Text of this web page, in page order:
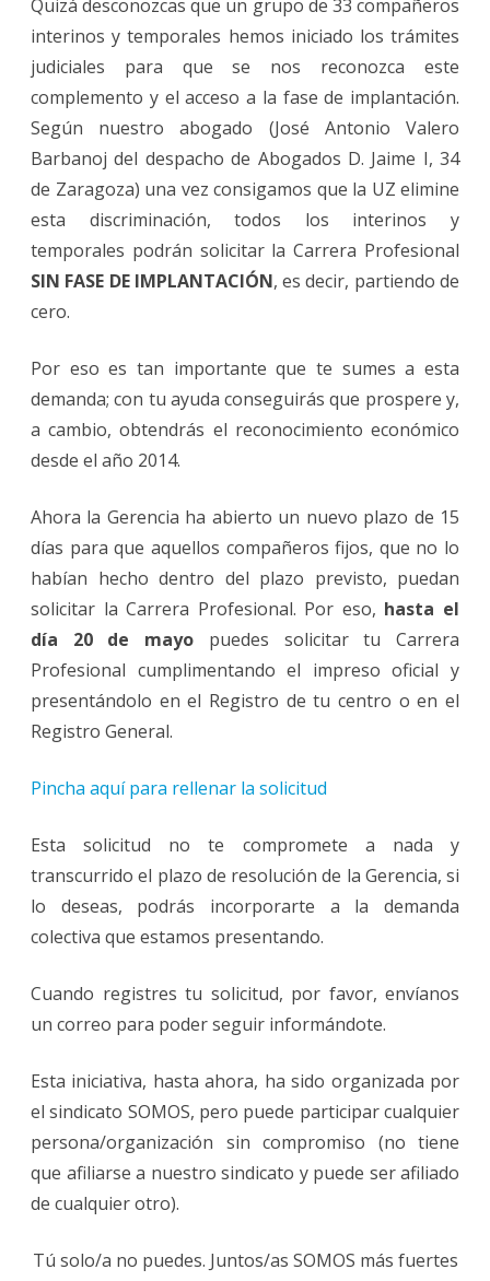
Quizá desconozcas que un grupo de 33 compañeros
interinos y temporales hemos iniciado los trámites
judiciales para que se nos reconozca este
complemento y el acceso a la fase de implantación.
Según nuestro abogado (José Antonio Valero
Barbanoj del despacho de Abogados D. Jaime I, 34
de Zaragoza) una vez consigamos que la UZ elimine
esta discriminación, todos los interinos y
temporales podrán solicitar la Carrera Profesional
SIN FASE DE IMPLANTACIÓN, es decir, partiendo de
cero.
Por eso es tan importante que te sumes a esta
demanda; con tu ayuda conseguirás que prospere y,
a cambio, obtendrás el reconocimiento económico
desde el año 2014.
Ahora la Gerencia ha abierto un nuevo plazo de 15
días para que aquellos compañeros fijos, que no lo
habían hecho dentro del plazo previsto, puedan
solicitar la Carrera Profesional. Por eso, hasta el
día 20 de mayo puedes solicitar tu Carrera
Profesional cumplimentando el impreso oficial y
presentándolo en el Registro de tu centro o en el
Registro General.
Pincha aquí para rellenar la solicitud
Esta solicitud no te compromete a nada y
transcurrido el plazo de resolución de la Gerencia, si
lo deseas, podrás incorporarte a la demanda
colectiva que estamos presentando.
Cuando registres tu solicitud, por favor, envíanos
un correo para poder seguir informándote.
Esta iniciativa, hasta ahora, ha sido organizada por
el sindicato SOMOS, pero puede participar cualquier
persona/organización sin compromiso (no tiene
que afiliarse a nuestro sindicato y puede ser afiliado
de cualquier otro).
Tú solo/a no puedes. Juntos/as SOMOS más fuertes